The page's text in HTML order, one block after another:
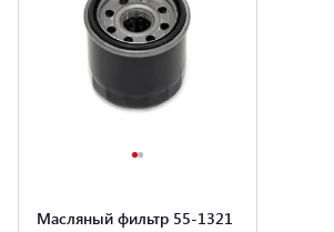
Масляный фильтр 55-1321